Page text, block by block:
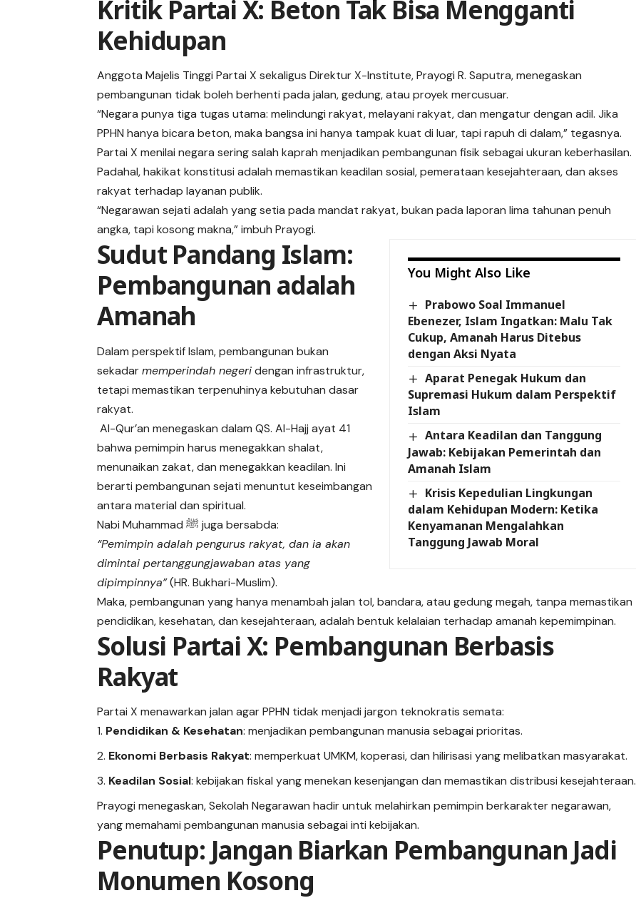
Kritik Partai X: Beton Tak Bisa Mengganti
Kehidupan
Anggota Majelis Tinggi Partai X sekaligus Direktur X-Institute, Prayogi R. Saputra, menegaskan
pembangunan tidak boleh berhenti pada jalan, gedung, atau proyek mercusuar.
“Negara punya tiga tugas utama: melindungi rakyat, melayani rakyat, dan mengatur dengan adil. Jika
PPHN hanya bicara beton, maka bangsa ini hanya tampak kuat di luar, tapi rapuh di dalam,” tegasnya.
Partai X menilai negara sering salah kaprah menjadikan pembangunan fisik sebagai ukuran keberhasilan.
Padahal, hakikat konstitusi adalah memastikan keadilan sosial, pemerataan kesejahteraan, dan akses
rakyat terhadap layanan publik.
“Negarawan sejati adalah yang setia pada mandat rakyat, bukan pada laporan lima tahunan penuh
angka, tapi kosong makna,” imbuh Prayogi.
You Might Also Like
Prabowo Soal Immanuel
Ebenezer, Islam Ingatkan: Malu Tak
Cukup, Amanah Harus Ditebus
dengan Aksi Nyata
Aparat Penegak Hukum dan
Supremasi Hukum dalam Perspektif
Islam
Antara Keadilan dan Tanggung
Jawab: Kebijakan Pemerintah dan
Amanah Islam
Krisis Kepedulian Lingkungan
dalam Kehidupan Modern: Ketika
Kenyamanan Mengalahkan
Tanggung Jawab Moral
Sudut Pandang Islam:
Pembangunan adalah
Amanah
Dalam perspektif Islam, pembangunan bukan
sekadarmemperindah negeridengan infrastruktur,
tetapi memastikan terpenuhinya kebutuhan dasar
rakyat.
Al-Qur’an menegaskan dalam QS. Al-Hajj ayat 41
bahwa pemimpin harus menegakkan shalat,
menunaikan zakat, dan menegakkan keadilan. Ini
berarti pembangunan sejati menuntut keseimbangan
antara material dan spiritual.
Nabi Muhammad ﷺ juga bersabda:
“Pemimpin adalah pengurus rakyat, dan ia akan
dimintai pertanggungjawaban atas yang
dipimpinnya”(HR. Bukhari-Muslim).
Maka, pembangunan yang hanya menambah jalan tol, bandara, atau gedung megah, tanpa memastikan
pendidikan, kesehatan, dan kesejahteraan, adalah bentuk kelalaian terhadap amanah kepemimpinan.
Solusi Partai X: Pembangunan Berbasis
Rakyat
Partai X menawarkan jalan agar PPHN tidak menjadi jargon teknokratis semata:
Pendidikan & Kesehatan: menjadikan pembangunan manusia sebagai prioritas.
Ekonomi Berbasis Rakyat: memperkuat UMKM, koperasi, dan hilirisasi yang melibatkan masyarakat.
Keadilan Sosial: kebijakan fiskal yang menekan kesenjangan dan memastikan distribusi kesejahteraan.
Prayogi menegaskan, Sekolah Negarawan hadir untuk melahirkan pemimpin berkarakter negarawan,
yang memahami pembangunan manusia sebagai inti kebijakan.
Penutup: Jangan Biarkan Pembangunan Jadi
Monumen Kosong